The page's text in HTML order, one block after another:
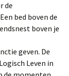
de
bed boven de
boven je
geven. De
Leven in